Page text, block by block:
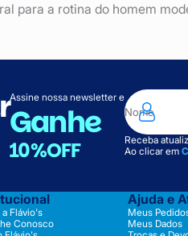
para a rotina do homem
Assine nossa newsletter e
Ganhe
10%OFF
Receba
Ao clicar em
Flávio's
Conosco
Ajuda e
Meus
Meus Dados